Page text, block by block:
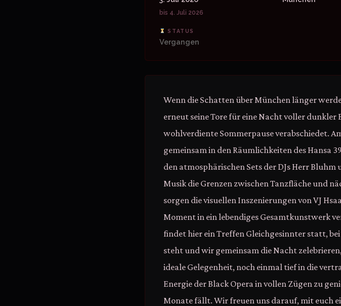
bis 4. Juli 2026
STATUS
Vergangen
Wenn die Schatten über München länger
erneut seine Tore für eine Nacht voller dunkler
wohlverdiente Sommerpause verabschiedet.
gemeinsam in den Räumlichkeiten des Hansa
den atmosphärischen Sets der DJs Herr
Musik die Grenzen zwischen Tanzfläche und
sorgen die visuellen Inszenierungen von VJ
Moment in ein lebendiges Gesamtkunstwerk
findet hier ein Treffen Gleichgesinnter statt,
steht und wir gemeinsam die Nacht
ideale Gelegenheit, noch einmal tief in die
Energie der Black Opera in vollen Zügen zu
Monate fällt. Wir freuen uns darauf, mit euch